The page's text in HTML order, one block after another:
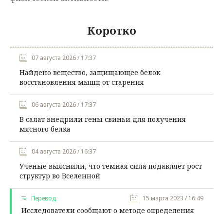
Коротко
07 августа 2026 / 17:37
Найдено вещество, защищающее белок
восстановления мышц от старения
06 августа 2026 / 17:37
В салат внедрили гены свиньи для получения
мясного белка
04 августа 2026 / 16:37
Ученые выяснили, что темная сила подавляет рост
структур во Вселенной
Перевод 15 марта 2023 / 16:49
Исследователи сообщают о методе определения